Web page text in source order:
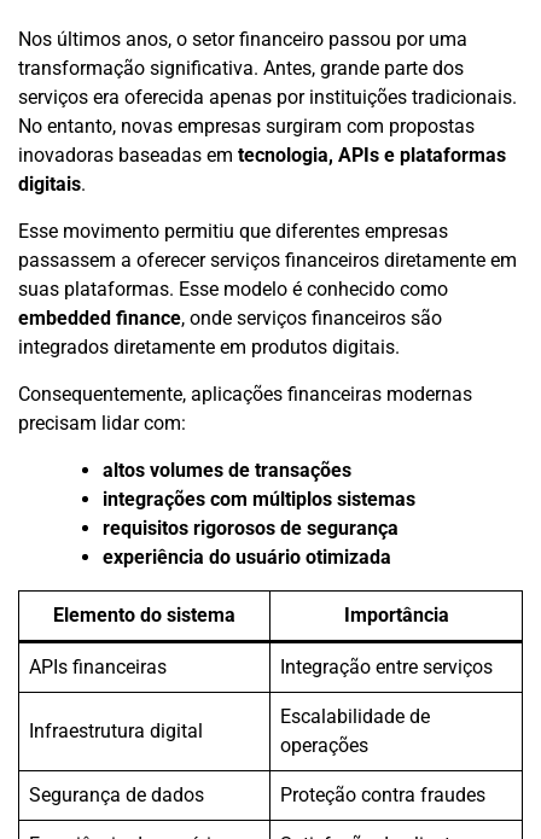
Nos últimos anos, o setor financeiro passou por uma
transformação significativa. Antes, grande parte dos
serviços era oferecida apenas por instituições tradicionais.
No entanto, novas empresas surgiram com propostas
inovadoras baseadas em tecnologia, APIs e plataformas
digitais.
Esse movimento permitiu que diferentes empresas
passassem a oferecer serviços financeiros diretamente em
suas plataformas. Esse modelo é conhecido como
embedded finance, onde serviços financeiros são
integrados diretamente em produtos digitais.
Consequentemente, aplicações financeiras modernas
precisam lidar com:
altos volumes de transações
integrações com múltiplos sistemas
requisitos rigorosos de segurança
experiência do usuário otimizada
Elemento do sistema Importância
APIs financeiras Integração entre serviços
Infraestrutura digital
Escalabilidade de
operações
Segurança de dados Proteção contra fraudes